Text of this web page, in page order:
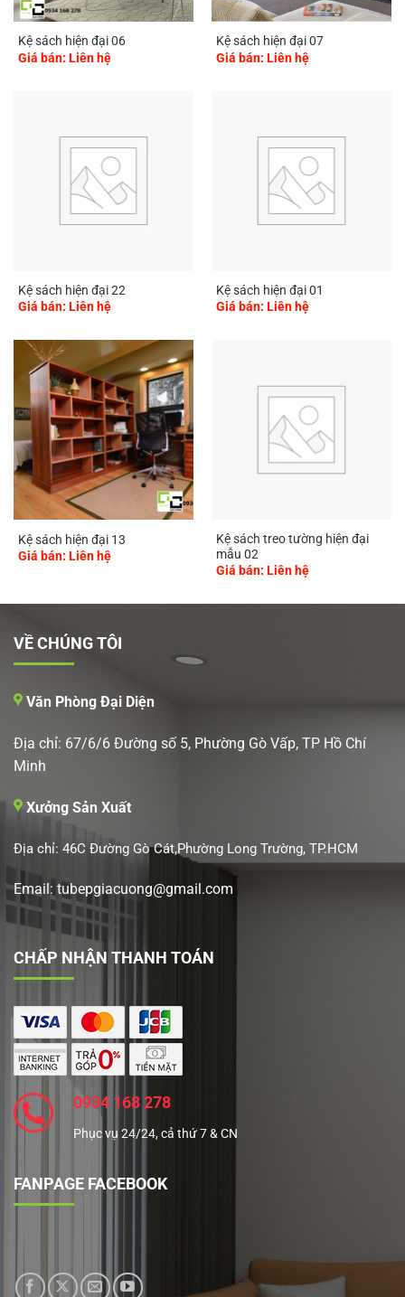
Kệ sách hiện đại 06
Giá bán: Liên hệ
Kệ sách hiện đại 07
Giá bán: Liên hệ
Kệ sách hiện đại 22
Giá bán: Liên hệ
Kệ sách hiện đại 01
Giá bán: Liên hệ
Kệ sách hiện đại 13
Giá bán: Liên hệ
Kệ sách treo tường hiện đại
mẫu 02
Giá bán: Liên hệ
VỀ CHÚNG TÔI
Văn Phòng Đại Diện
Địa chỉ: 67/6/6 Đường số 5, Phường Gò Vấp, TP Hồ Chí
Minh
Xưởng Sản Xuất
Địa chỉ: 46C Đường Gò Cát,Phường Long Trường, TP.HCM
Email: tubepgiacuong@gmail.com
CHẤP NHẬN THANH TOÁN
0934 168 278
Phục vụ 24/24, cả thứ 7 & CN
FANPAGE FACEBOOK